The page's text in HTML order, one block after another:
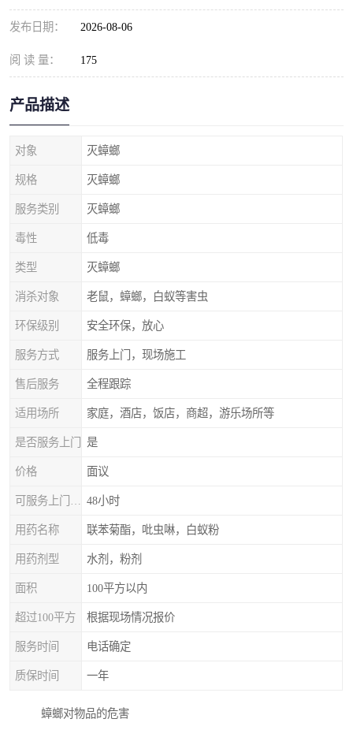
发布日期： 2026-08-06
阅 读 量： 175
产品描述
对象 灭蟑螂
规格 灭蟑螂
服务类别 灭蟑螂
毒性 低毒
类型 灭蟑螂
消杀对象 老鼠，蟑螂，白蚁等害虫
环保级别 安全环保，放心
服务方式 服务上门，现场施工
售后服务 全程跟踪
适用场所 家庭，酒店，饭店，商超，游乐场所等
是否服务上门 是
价格 面议
48小时
用药名称 联苯菊酯，吡虫啉，白蚁粉
用药剂型 水剂，粉剂
面积 100平方以内
超过100平方 根据现场情况报价
服务时间 电话确定
质保时间 一年
蟑螂对物品的危害